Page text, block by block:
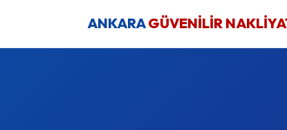
ANKARAGÜVENİLİR